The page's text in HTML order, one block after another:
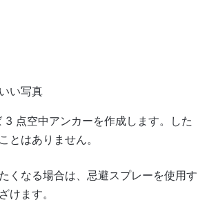
い写真
点空中アンカーを作成します。した
とはありません。
くなる場合は、忌避スプレーを使用す
けます。